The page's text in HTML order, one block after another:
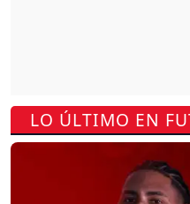
LO ÚLTIMO EN